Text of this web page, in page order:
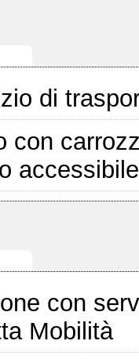
di
con
con
Mobilità